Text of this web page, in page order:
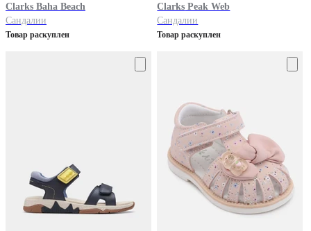
Clarks Baha Beach
Сандалии
Товар раскуплен
Clarks Peak Web
Сандалии
Товар раскуплен